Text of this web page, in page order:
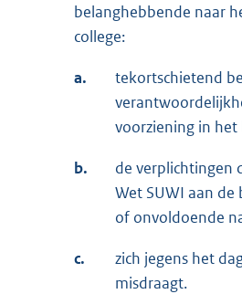
belanghebbende naar
college:
a.
tekortschietend
voorziening in het
b.
de verplichtingen
Wet SUWI aan
of onvoldoende
c.
zich jegens het
misdraagt.